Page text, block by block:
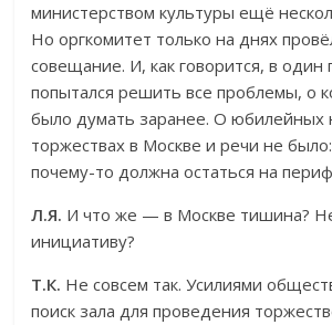
министерством культуры ещё
Но оргкомитет только на днях
совещание. И, как говорится, в один
попытался решить все проблемы, о
было думать заранее. О юбилейных
торжествах в Москве и речи не
почему-то должна остаться на
Л.Я. И что же — в Москве тишина?
инициативу?
Т.К. Не совсем так. Усилиями
поиск зала для проведения